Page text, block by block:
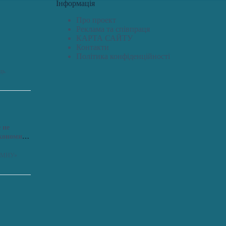
не
Інформація
Про проект
Реклама та співпраця
КАРТА САЙТУ
Контакти
Політика конфіденційності